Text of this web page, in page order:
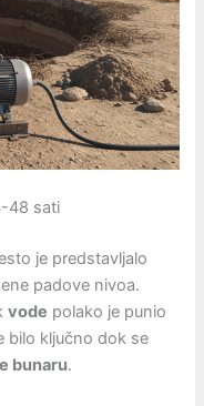
48 sati
je predstavljalo
padove nivoa.
vode polako je punio
bilo ključno dok se
bunaru.